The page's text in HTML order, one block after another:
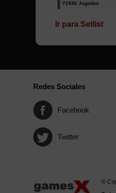
71936 Jugadas
Ir para Setlist
Redes Sociales
Facebook
Twitter
©